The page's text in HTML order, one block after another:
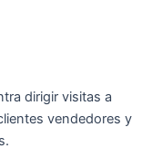
dirigir visitas a
vendedores y